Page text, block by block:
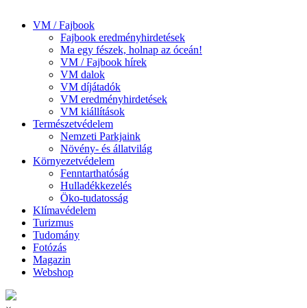
VM / Fajbook
Fajbook eredményhirdetések
Ma egy fészek, holnap az óceán!
VM / Fajbook hírek
VM dalok
VM díjátadók
VM eredményhirdetések
VM kiállítások
Természetvédelem
Nemzeti Parkjaink
Növény- és állatvilág
Környezetvédelem
Fenntarthatóság
Hulladékkezelés
Öko-tudatosság
Klímavédelem
Turizmus
Tudomány
Fotózás
Magazin
Webshop